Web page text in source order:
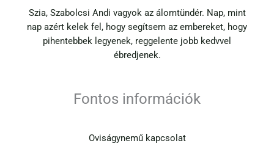
Szia, Szabolcsi Andi vagyok az álomtündér. Nap, mint
nap azért kelek fel, hogy segítsem az embereket, hogy
pihentebbek legyenek, reggelente jobb kedvvel
ébredjenek.
Fontos információk
Oviságynemű kapcsolat